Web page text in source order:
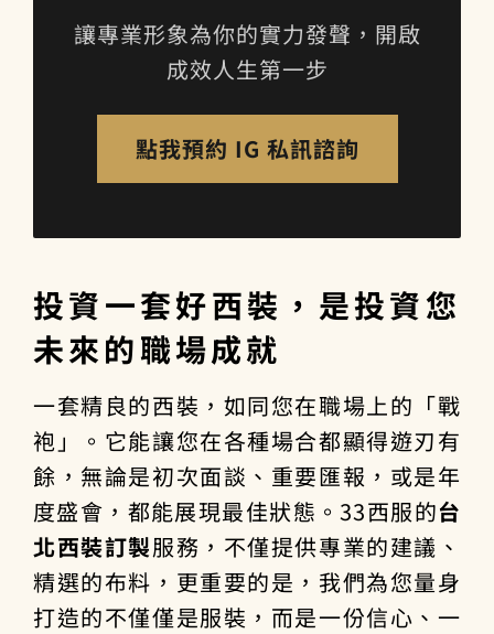
讓專業形象為你的實力發聲，開啟
成效人生第一步
點我預約 IG 私訊諮詢
投資一套好西裝，是投資您
未來的職場成就
一套精良的西裝，如同您在職場上的「戰
袍」。它能讓您在各種場合都顯得遊刃有
餘，無論是初次面談、重要匯報，或是年
度盛會，都能展現最佳狀態。33西服的台
北西裝訂製服務，不僅提供專業的建議、
精選的布料，更重要的是，我們為您量身
打造的不僅僅是服裝，而是一份信心、一